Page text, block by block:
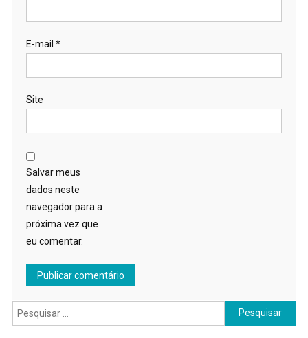
E-mail *
Site
Salvar meus
dados neste
navegador para a
próxima vez que
eu comentar.
Pesquisar
por: